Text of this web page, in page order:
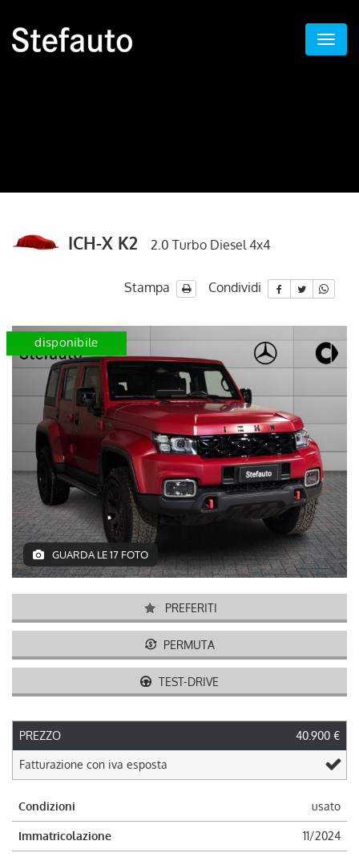
ICH-X K2 2.0 Turbo Diesel 4x4
Stampa Condividi
disponibile
GUARDA LE 17 FOTO
PREFERITI
PERMUTA
TEST-DRIVE
PREZZO 40.900 €
Fatturazione con iva esposta
Condizioni usato
Immatricolazione 11/2024